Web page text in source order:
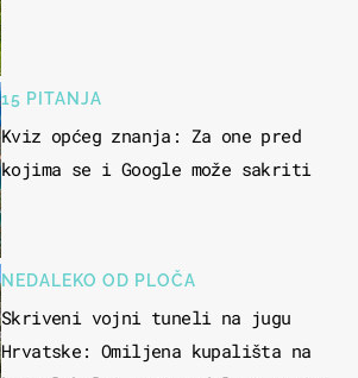
15 PITANJA
Kviz općeg znanja: Za one pred
kojima se i Google može sakriti
NEDALEKO OD PLOČA
Skriveni vojni tuneli na jugu
Hrvatske: Omiljena kupališta na